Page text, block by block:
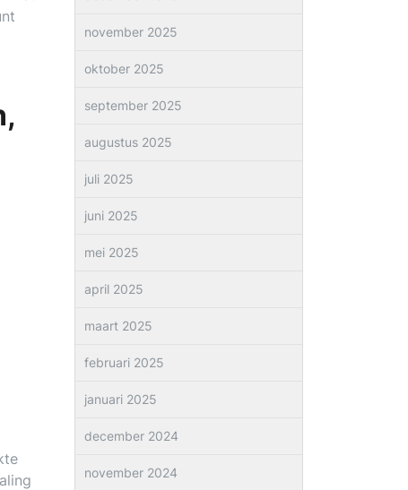
november 2025
oktober 2025
september 2025
augustus 2025
juli 2025
juni 2025
mei 2025
april 2025
maart 2025
februari 2025
januari 2025
december 2024
november 2024